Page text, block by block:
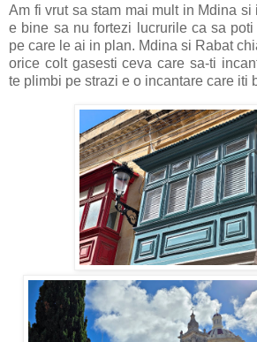
Am fi vrut sa stam mai mult in Mdina
e bine sa nu fortezi lucrurile ca sa
pe care le ai in plan. Mdina si Rabat
orice colt gasesti ceva care sa-ti
te plimbi pe strazi e o incantare care iti